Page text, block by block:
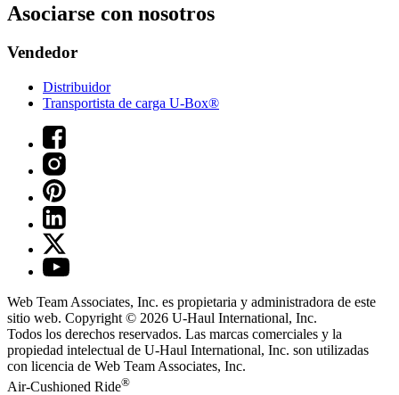
Asociarse con nosotros
Vendedor
Distribuidor
Transportista de carga U-Box®
Web Team Associates, Inc. es propietaria y administradora de este
sitio web. Copyright © 2026 U-Haul International, Inc.
Todos los derechos reservados. Las marcas comerciales y la
propiedad intelectual de U-Haul International, Inc. son utilizadas
con licencia de Web Team Associates, Inc.
Air-Cushioned Ride®